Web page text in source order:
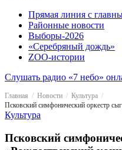
Прямая линия с
Районные новости
Выборы-2026
«Серебряный дождь»
ZOO-истории
Слушать радио «7 небо»
Главная Новости
Культура
Культура
Псковский